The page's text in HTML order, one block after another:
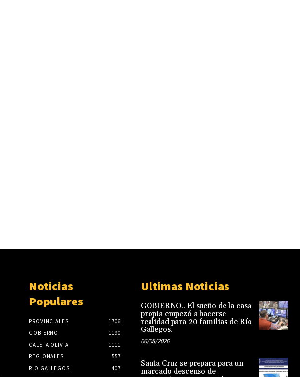
Noticias
Populares
PROVINCIALES
1706
GOBIERNO
1190
CALETA OLIVIA
1111
REGIONALES
557
RIO GALLEGOS
407
Ultimas Noticias
GOBIERNO.. El sueño de la casa
propia empezó a hacerse
realidad para 20 familias de Río
Gallegos.
06/08/2026
Santa Cruz se prepara para un
marcado descenso de